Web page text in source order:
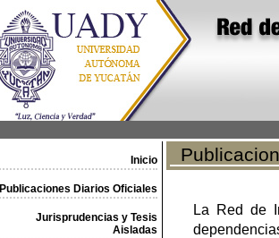
Inicio
Publicaciones Diarios Oficiales
Jurisprudencias y Tesis
Aisladas
La Red de